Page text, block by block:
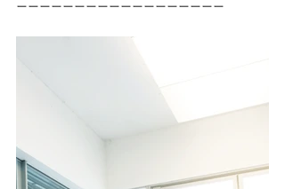
ーーーーーーーーーーーーーーーーーー